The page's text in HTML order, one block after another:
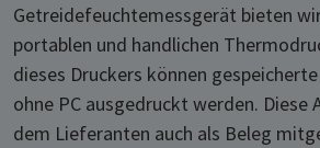
Getreidefeuchtemessgerät bieten
portablen und handlichen
dieses Druckers können
ohne PC ausgedruckt werden. Diese
dem Lieferanten auch als Beleg